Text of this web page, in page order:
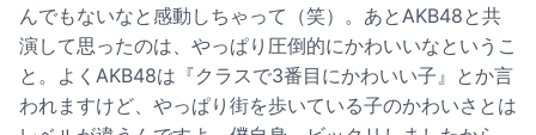
んでもないなと感動しちゃって（笑）。あとAKB48と共
演して思ったのは、やっぱり圧倒的にかわいいなというこ
と。よくAKB48は『クラスで3番目にかわいい子』とか言
われますけど、やっぱり街を歩いている子のかわいさとは